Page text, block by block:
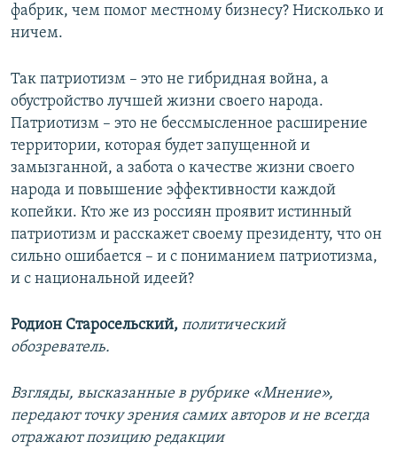
фабрик, чем помог местному бизнесу? Нисколько и
ничем.
Так патриотизм – это не гибридная война, а
обустройство лучшей жизни своего народа.
Патриотизм – это не бессмысленное расширение
территории, которая будет запущенной и
замызганной, а забота о качестве жизни своего
народа и повышение эффективности каждой
копейки. Кто же из россиян проявит истинный
патриотизм и расскажет своему президенту, что он
сильно ошибается – и с пониманием патриотизма,
и с национальной идеей?
Родион Старосельский, политический
обозреватель.
Взгляды, высказанные в рубрике «Мнение»,
передают точку зрения самих авторов и не всегда
отражают позицию редакции